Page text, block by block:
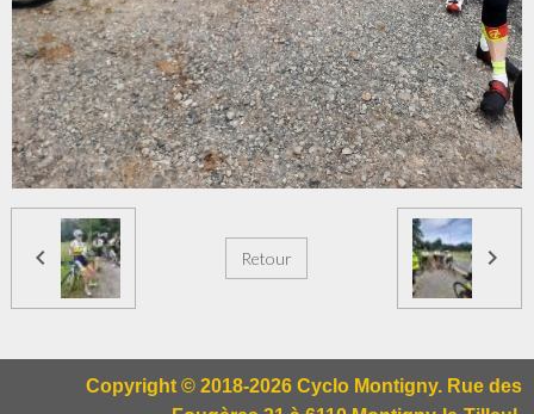
Retour
Copyright © 2018-2026 Cyclo Montigny. Rue des